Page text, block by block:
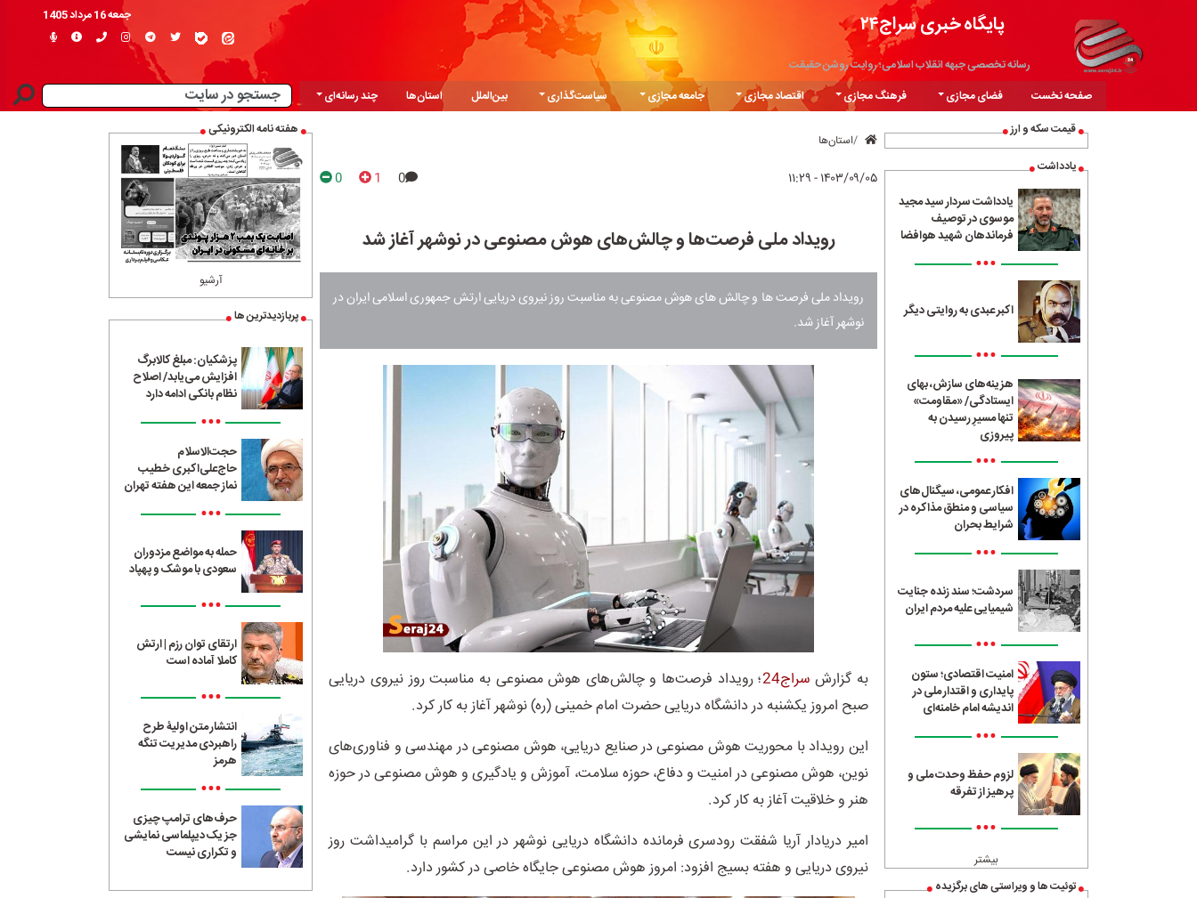
پایگاه خبری سراج۲۴
رسانه تخصصی جبهه انقلاب اسلامی؛ روایت روشن حقیقت
جمعه 16 مرداد 1405
صفحه نخست فضای مجازی فرهنگ مجازی اقتصاد مجازی جامعه مجازی سیاست‌گذاری بین‌الملل استان‌ها
چند رسانه‌ای
قیمت سکه و ارز
یادداشت
یادداشت سردار سید مجید
موسوی در توصیف
فرماندهان شهید هوافضا
•••
اکبر عبدی به روایتی دیگر
•••
هزینه‌های سازش، بهای
ایستادگی/ «مقاومت»
تنها مسیرِ رسیدن به
پیروزی
•••
افکار عمومی، سیگنال‌های
سیاسی و منطق مذاکره در
شرایط بحران
•••
سردشت؛ سند زنده جنایت
شیمیایی علیه مردم ایران
•••
امنیت اقتصادی؛ ستون
پایداری و اقتدار ملی در
اندیشه امام خامنه‌ای
•••
لزوم حفظ وحدت ملی و
پرهیز از تفرقه
•••
بیشتر
توئیت ها و ویراستی های برگزیده
استان‌ها
۱۴۰۳/۰۹/۰۵ - ۱۱:۲۹ 0
1
0
رویداد ملی فرصت‌ها و چالش‌های هوش مصنوعی در نوشهر آغاز شد
رویداد ملی فرصت ها و چالش های هوش مصنوعی به مناسبت روز نیروی دریایی ارتش جمهوری اسلامی ایران در
نوشهر آغاز شد.
به گزارش سراج24
؛ رویداد فرصت‌ها و چالش‌های هوش مصنوعی به مناسبت روز نیروی دریایی
صبح امروز یکشنبه در دانشگاه دریایی حضرت امام خمینی (ره) نوشهر آغاز به کار کرد.
این رویداد با محوریت هوش مصنوعی در صنایع دریایی، هوش مصنوعی در مهندسی و فناوری‌های
نوین، هوش مصنوعی در امنیت و دفاع، حوزه سلامت، آموزش و یادگیری و هوش مصنوعی در حوزه
هنر و خلاقیت آغاز به کار کرد.
امیر دریادار آریا شفقت رودسری فرمانده دانشگاه دریایی نوشهر در این مراسم با گرامیداشت روز
نیروی دریایی و هفته بسیج افزود: امروز هوش مصنوعی جایگاه خاصی در کشور دارد.
هفته نامه الکترونیکی
آرشیو
پربازدیدترین ها
پزشکیان: مبلغ کالابرگ
افزایش می‌یابد/ اصلاح
نظام بانکی ادامه دارد
•••
حجت‌الاسلام
حاج‌علی‌اکبری خطیب
نماز جمعه این هفته تهران
•••
حمله به مواضع مزدوران
سعودی با موشک و پهپاد
•••
ارتقای توان رزم | ارتش
کاملا آماده است
•••
انتشار متن اولیۀ طرح
راهبردی مدیریت تنگه
هرمز
•••
حرف‌های ترامپ چیزی
جز یک دیپلماسی نمایشی
و تکراری نیست